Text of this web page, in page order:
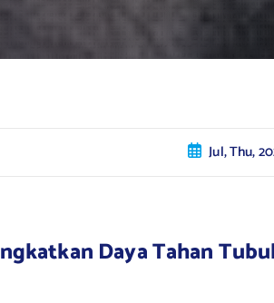
Jul, Thu,
Daya Tahan